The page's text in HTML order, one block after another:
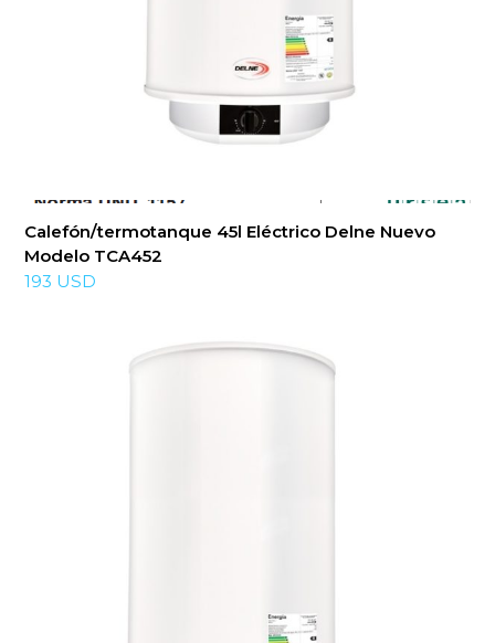
Calefón/termotanque 45l Eléctrico Delne Nuevo
Modelo TCA452
193 USD